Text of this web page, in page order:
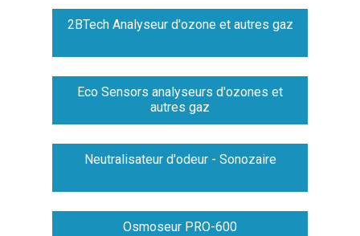
2BTech Analyseur d'ozone et autres gaz
Eco Sensors analyseurs d'ozones et
autres gaz
Neutralisateur d'odeur - Sonozaire
Osmoseur PRO-600